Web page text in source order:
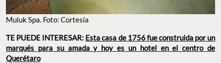
Muluk Spa. Foto: Cortesía
TE PUEDE INTERESAR: Esta casa de 1756 fue construida por un
marqués para su amada y hoy es un hotel en el centro de
Querétaro